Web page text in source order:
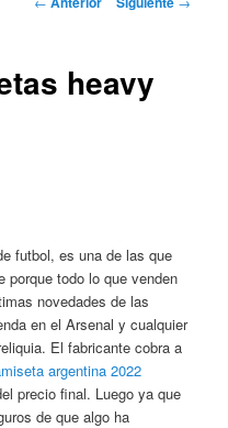
heavy
futbol, es una de las que
porque todo lo que venden
novedades de las
en el Arsenal y cualquier
El fabricante cobra a
argentina 2022
precio final. Luego ya que
de que algo ha